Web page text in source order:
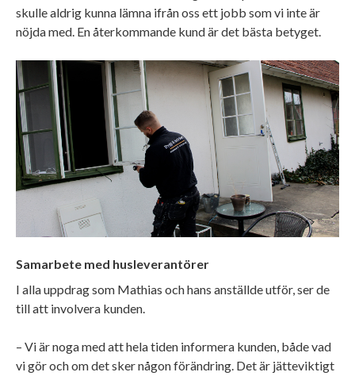
skulle aldrig kunna lämna ifrån oss ett jobb som vi inte är
nöjda med. En återkommande kund är det bästa betyget.
Samarbete med husleverantörer
I alla uppdrag som Mathias och hans anställde utför, ser de
till att involvera kunden.
– Vi är noga med att hela tiden informera kunden, både vad
vi gör och om det sker någon förändring. Det är jätteviktigt